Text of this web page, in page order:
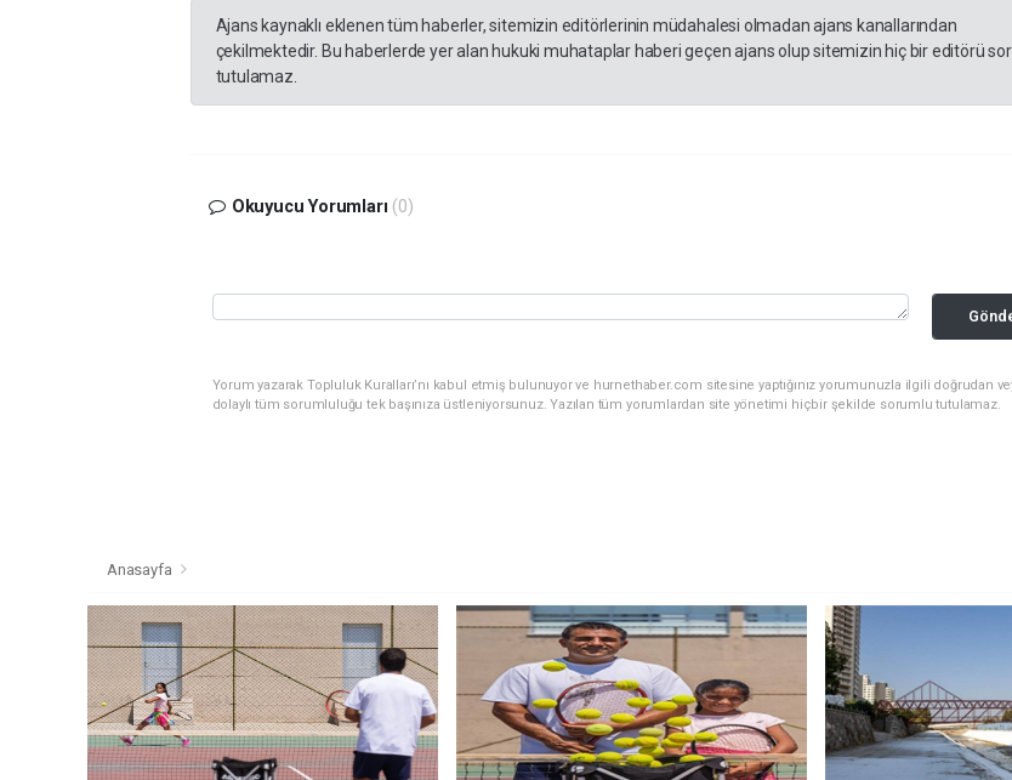
Ajans kaynaklı eklenen tüm haberler, sitemizin editörlerinin müdahalesi olmadan ajans kanallarından
çekilmektedir. Bu haberlerde yer alan hukuki muhataplar haberi geçen ajans olup sitemizin hiç bir editörü
tutulamaz.
Okuyucu Yorumları (0)
Yorum yazarak Topluluk Kuralları’nı kabul etmiş bulunuyor ve hurnethaber.com sitesine yaptığınız yorumunuzla ilgili doğrudan
dolaylı tüm sorumluluğu tek başınıza üstleniyorsunuz. Yazılan tüm yorumlardan site yönetimi hiçbir şekilde sorumlu tutulamaz.
Anasayfa